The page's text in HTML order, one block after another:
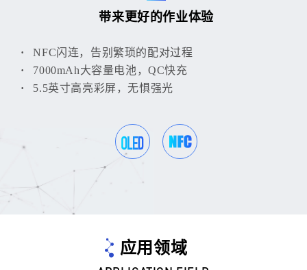
带来更好的作业体验
NFC闪连，告别繁琐的配对过程
7000mAh大容量电池，QC快充
5.5英寸高亮彩屏，无惧强光
应用领域